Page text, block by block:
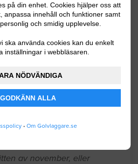
på din enhet. Cookies hjälper oss att
anpassa innehåll och funktioner samt
och smidig upplevelse.
ska använda cookies kan du enkelt
inställningar i webbläsaren.
NÖDVÄNDIGA
GODKÄNN ALLA
• Om Golvlaggare.se
i ett litet sovrum ca 6
även i en liten hall ca 8 m².
08:30 till 15:00
02.04.2026 11:51
och vill göra det i samband
av november, eller